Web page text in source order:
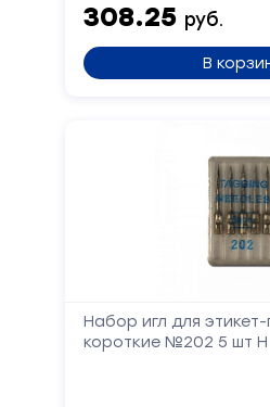
308.25 руб.
В
Набор игл для
короткие №202 5 шт Н